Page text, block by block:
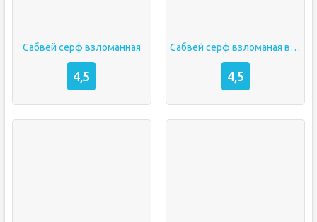
Сабвей серф взломанная
4,5
Сабвей серф взломаная версия
4,5